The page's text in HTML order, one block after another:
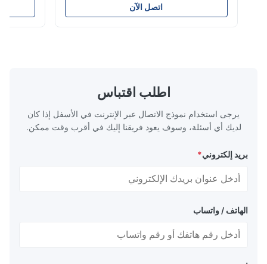
بالتساوي على السطح المطلي ● كثافة ومرونة
جيدة ، ومناسبة للتلميع على جوانب مختلفة ●
اتصل الآن
المنتج
اطلب اقتباس
يرجى استخدام نموذج الاتصال عبر الإنترنت في الأسفل إذا كان
لديك أي أسئلة، وسوف يعود فريقنا إليك في أقرب وقت ممكن.
بريد إلكتروني*
الهاتف / واتساب